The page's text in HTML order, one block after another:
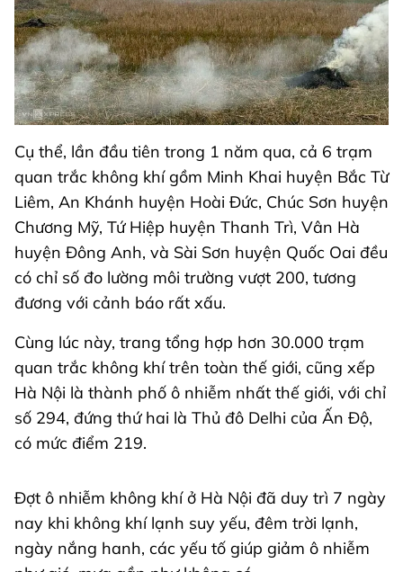
Cụ thể, lần đầu tiên trong 1 năm qua, cả 6 trạm
quan trắc không khí gồm Minh Khai huyện Bắc Từ
Liêm, An Khánh huyện Hoài Đức, Chúc Sơn huyện
Chương Mỹ, Tứ Hiệp huyện Thanh Trì, Vân Hà
huyện Đông Anh, và Sài Sơn huyện Quốc Oai đều
có chỉ số đo lường môi trường vượt 200, tương
đương với cảnh báo rất xấu.
Cùng lúc này, trang tổng hợp hơn 30.000 trạm
quan trắc không khí trên toàn thế giới, cũng xếp
Hà Nội là thành phố ô nhiễm nhất thế giới, với chỉ
số 294, đứng thứ hai là Thủ đô Delhi của Ấn Độ,
có mức điểm 219.
Đợt ô nhiễm không khí ở Hà Nội đã duy trì 7 ngày
nay khi không khí lạnh suy yếu, đêm trời lạnh,
ngày nắng hanh, các yếu tố giúp giảm ô nhiễm